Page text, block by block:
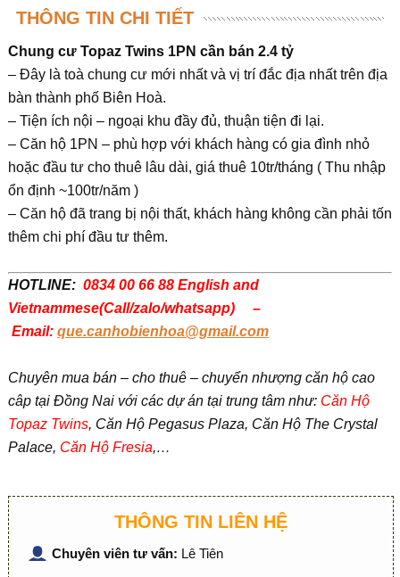
THÔNG TIN CHI TIẾT
Chung cư Topaz Twins 1PN cần bán 2.4 tỷ
– Đây là toà chung cư mới nhất và vị trí đắc địa nhất trên địa
bàn thành phố Biên Hoà.
– Tiện ích nội – ngoại khu đầy đủ, thuận tiện đi lại.
– Căn hộ 1PN – phù hợp với khách hàng có gia đình nhỏ
hoặc đầu tư cho thuê lâu dài, giá thuê 10tr/tháng ( Thu nhập
ổn định ~100tr/năm )
– Căn hộ đã trang bị nội thất, khách hàng không cần phải tốn
thêm chi phí đầu tư thêm.
HOTLINE: 0834 00 66 88 English and
Vietnammese(Call/zalo/whatsapp) –
Email: que.canhobienhoa@gmail.com
Chuyên mua bán – cho thuê – chuyển nhượng căn hộ cao
câp tại Đồng Nai với các dự án tại trung tâm như: Căn Hộ
Topaz Twins, Căn Hộ Pegasus Plaza, Căn Hộ The Crystal
Palace, Căn Hộ Fresia,…
THÔNG TIN LIÊN HỆ
Chuyên viên tư vấn: Lê Tiên